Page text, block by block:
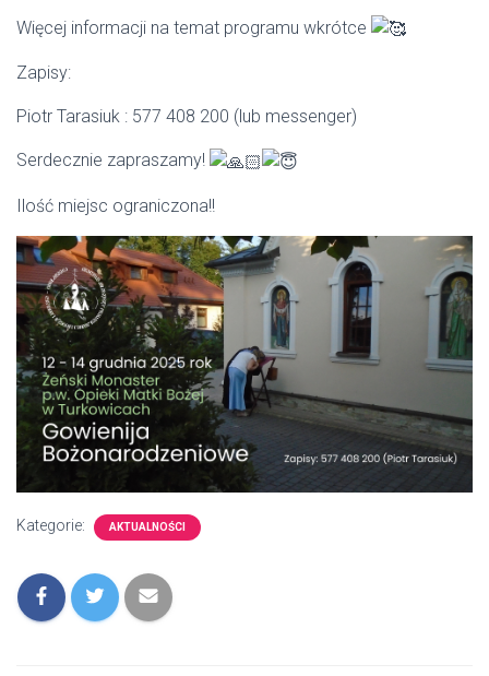
Więcej informacji na temat programu wkrótce
Zapisy:
Piotr Tarasiuk : 577 408 200 (lub messenger)
Serdecznie zapraszamy!
Ilość miejsc ograniczona!!
Kategorie: AKTUALNOŚCI